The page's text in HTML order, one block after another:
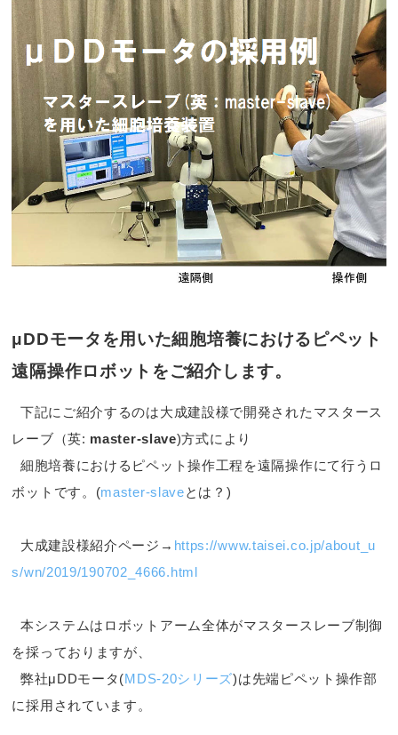
μDDモータを用いた細胞培養におけるピペット
遠隔操作ロボットをご紹介します。
下記にご紹介するのは大成建設様で開発されたマスタース
レーブ（英: master-slave)方式により
細胞培養におけるピペット操作工程を遠隔操作にて行うロ
ボットです。(master-slaveとは？)
大成建設様紹介ページ→ https://www.taisei.co.jp/about_u
s/wn/2019/190702_4666.html
本システムはロボットアーム全体がマスタースレーブ制御
を採っておりますが、
弊社μDDモータ(MDS-20シリーズ)は先端ピペット操作部
に採用されています。